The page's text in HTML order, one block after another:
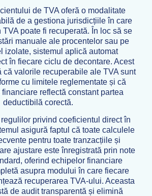
de TVA oferă o modalitate
de a gestiona jurisdicțiile în care
TVA poate fi recuperată. În loc să se
manuale ale procentelor sau pe
izolate, sistemul aplică automat
în fiecare ciclu de decontare. Acest
că valorile recuperabile ale TVA sunt
cu limitele reglementate și că
reflectă constant partea
deductibilă corectă.
privind coeficientul direct în
asigură faptul că toate calculele
pentru toate tranzacțiile și
ajustare este înregistrată prin note
oferind echipelor financiare
asupra modului în care fiecare
recuperarea TVA-ului. Aceasta
de audit transparentă și elimină